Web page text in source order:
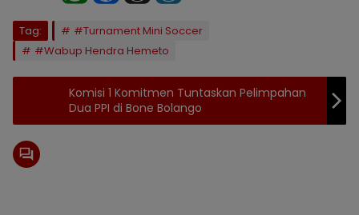
Tag:
#Turnament Mini Soccer
#Wabup Hendra Hemeto
Komisi 1 Komitmen Tuntaskan Pelimpahan
Dua PPI di Bone Bolango